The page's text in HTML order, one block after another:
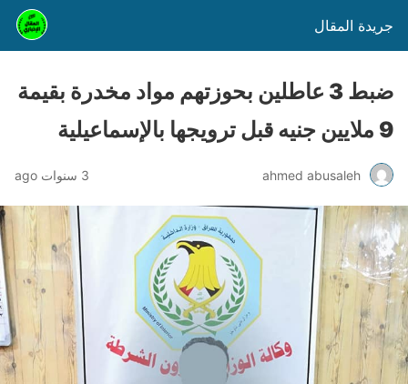
جريدة المقال
ضبط 3 عاطلين بحوزتهم مواد مخدرة بقيمة
9 ملايين جنيه قبل ترويجها بالإسماعيلية
ahmed abusaleh 3 سنوات ago